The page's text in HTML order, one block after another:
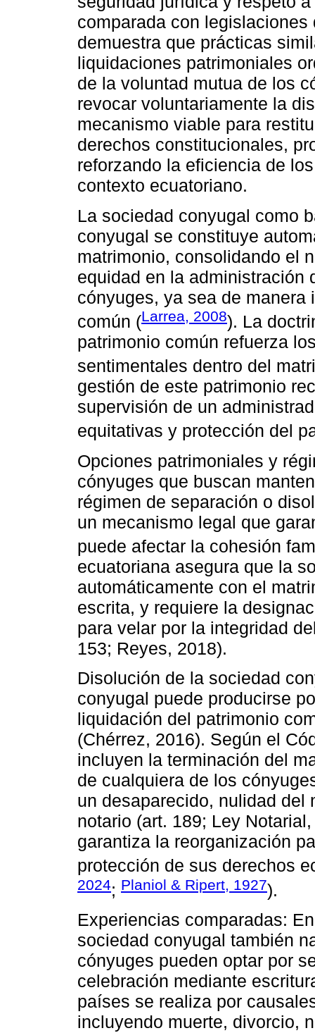
comparada con
demuestra que prácticas
liquidaciones patrimoniales
de la voluntad mutua de los
revocar voluntariamente la
mecanismo viable para
derechos constitucionales,
reforzando la eficiencia de
contexto ecuatoriano.
La sociedad conyugal como
conyugal se constituye
matrimonio, consolidando el
equidad en la administración
cónyuges, ya sea de
común (Larrea, 2008). La
patrimonio común refuerza
sentimentales dentro del
gestión de este patrimonio
supervisión de un
equitativas y protección del
Opciones patrimoniales y
cónyuges que buscan
régimen de separación o
un mecanismo legal que
puede afectar la cohesión
ecuatoriana asegura que la
automáticamente con el
escrita, y requiere la
para velar por la integridad
153; Reyes, 2018).
Disolución de la sociedad
conyugal puede producirse
liquidación del patrimonio
(Chérrez, 2016). Según el
incluyen la terminación del
de cualquiera de los
un desaparecido, nulidad del
notario (art. 189; Ley
garantiza la reorganización
protección de sus derechos
2024; Planiol & Ripert, 1927).
Experiencias comparadas:
sociedad conyugal también
cónyuges pueden optar por
celebración mediante
países se realiza por
incluyendo muerte, divorcio,